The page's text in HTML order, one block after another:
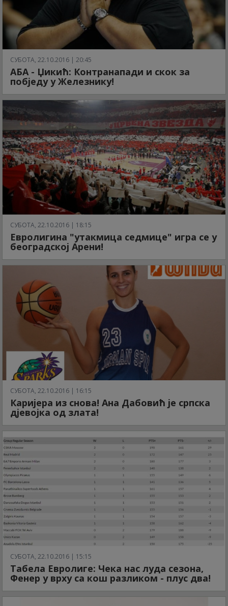
СУБОТА, 22.10.2016 | 20:45
АБА - Џикић: Контранапади и скок за
побједу у Железнику!
СУБОТА, 22.10.2016 | 18:15
Евролигина "утакмица седмице" игра се у
београдској Арени!
СУБОТА, 22.10.2016 | 16:15
Каријера из снова! Ана Дабовић је српска
дјевојка од злата!
СУБОТА, 22.10.2016 | 15:15
Табела Евролиге: Чека нас луда сезона,
Фенер у врху са кош разликом - плус два!